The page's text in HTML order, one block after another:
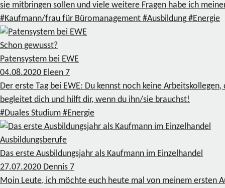
sie mitbringen sollen und viele weitere Fragen habe ich
#Kaufmann/frau für Büromanagement #Ausbildung #Energie
Schon gewusst?
Patensystem bei EWE
04.08.2020 Eleen 7
Der erste Tag bei EWE: Du kennst noch keine
begleitet dich und hilft dir, wenn du ihn/sie brauchst!
#Duales Studium #Energie
Ausbildungsberufe
Das erste Ausbildungsjahr als Kaufmann im Einzelhandel
27.07.2020 Dennis 7
Moin Leute, ich möchte euch heute mal von meinem ersten